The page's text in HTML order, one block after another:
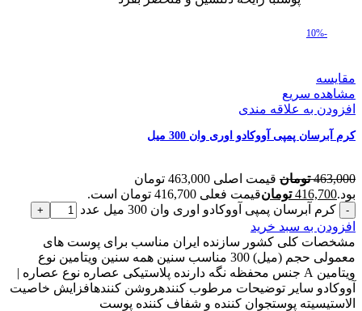
-10%
مقایسه
مشاهده سریع
افزودن به علاقه مندی
کرم آبرسان پمپی آووکادو اوری وان 300 میل
463,000 تومان
قیمت اصلی 463,000 تومان
بود.416,700 تومانقیمت فعلی 416,700 تومان است.
کرم آبرسان پمپی آووکادو اوری وان 300 میل عدد
افزودن به سبد خرید
مشخصات کلی کشور سازنده ایران مناسب برای پوست های
معمولی حجم (میل) 300 مناسب سنین همه سنین ویتامین نوع
ویتامین A جنس محفظه نگه دارنده پلاستیکی عصاره نوع عصاره |
آووکادو سایر توضیحات مرطوب کنندهروشن کنندهافزایش خاصیت
الاستیسیته پوستجوان کننده و شفاف کننده پوست